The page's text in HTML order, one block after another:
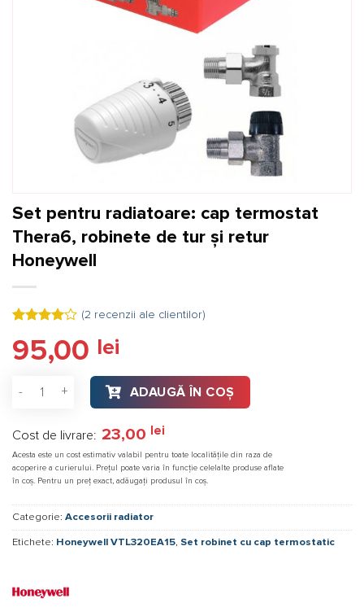
Set pentru radiatoare: cap termostat
Thera6, robinete de tur şi retur
Honeywell
la4.00
din 5 pe
evaluări
(2 recenzii ale clientilor)
95,00 lei
Cantitate Set pentru radiatoare: cap termostat Thera6,
ADAUGĂ ÎN COȘ
Cost de livrare: 23,00 lei
Acesta este un cost estimativ valabil pentru toate localitățile din raza de
acoperire a curierului. Prețul poate varia în funcție celelalte produse aflate
în coș. Pentru un preț exact, adăugați produsul în coș.
Categorie: Accesorii radiator
Etichete: Honeywell VTL320EA15, Set robinet cu cap termostatic